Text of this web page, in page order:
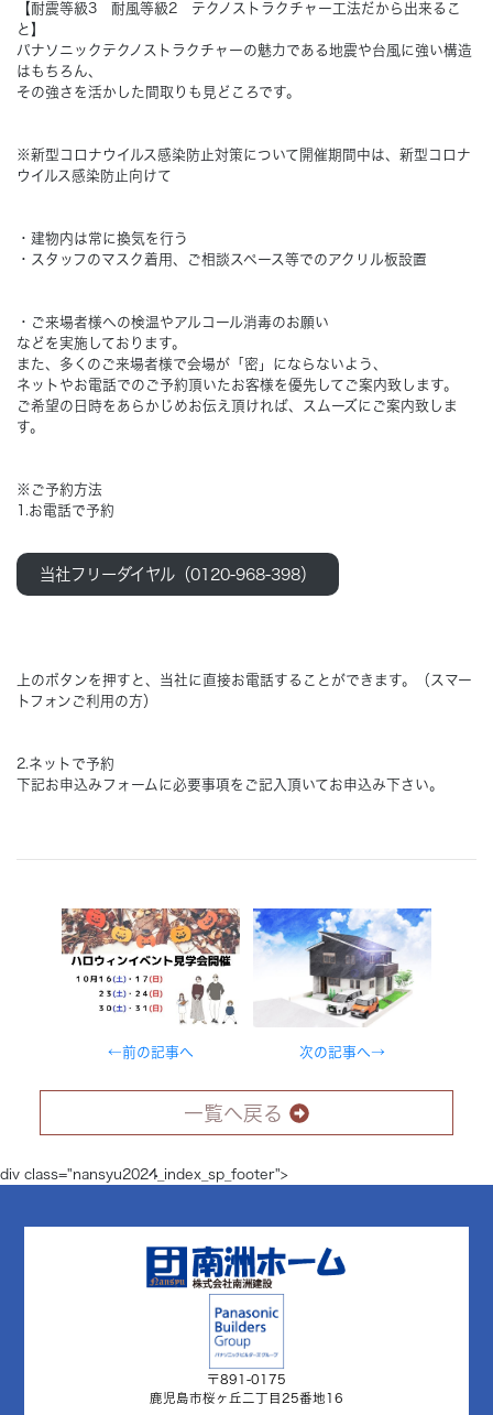
【耐震等級3 耐風等級2 テクノストラクチャー工法だから出来るこ
と】
パナソニックテクノストラクチャーの魅力である地震や台風に強い構造
はもちろん、
その強さを活かした間取りも見どころです。
※新型コロナウイルス感染防止対策について 開催期間中は、新型コロナ
ウイルス感染防止向けて
・建物内は常に換気を行う
・スタッフのマスク着用、ご相談スペース等でのアクリル板設置
・ご来場者様への検温やアルコール消毒のお願い
などを実施しております。
また、多くのご来場者様で会場が「密」にならないよう、
ネットやお電話でのご予約頂いたお客様を優先してご案内致します。
ご希望の日時をあらかじめお伝え頂ければ、スムーズにご案内致しま
す。
※ご予約方法
1.お電話で予約
当社フリーダイヤル（0120-968-398）
上のボタンを押すと、当社に直接お電話することができます。（スマー
トフォンご利用の方）
2.ネットで予約
下記お申込みフォームに必要事項をご記入頂いてお申込み下さい。
←前の記事へ 次の記事へ→
一覧へ戻る
div class="nansyu2024_index_sp_footer">
〒891-0175
鹿児島市桜ヶ丘二丁目25番地16